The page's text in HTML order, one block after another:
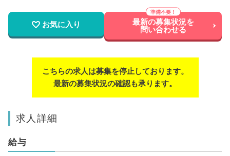
お気に入り 最新の募集状況を
問い合わせる
こちらの求人は募集を停止しております。
最新の募集状況の確認も承ります。
求人詳細
給与